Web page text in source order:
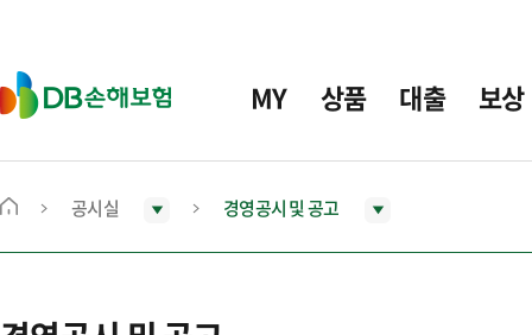
D
B
보
MY 상품 대출 보상
메
으
공시실 경영공시 및 공고